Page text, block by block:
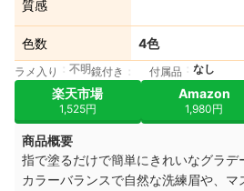
質感
色数 4色
ラメ入り 不明鏡付き 付属品 なし
楽天市場
1,525円
Amazon
1,980円
商品概要
指で塗るだけで簡単にきれいなグラデ
カラーバランスで自然な洗練眉や、マ